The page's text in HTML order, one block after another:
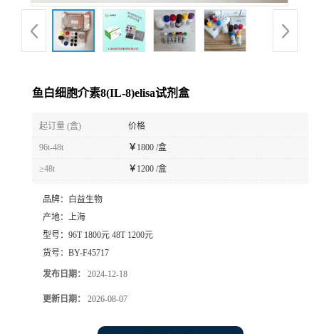
鱼白细胞介素8(IL-8)elisa试剂盒
起订量 (盒) 价格
96t-48t ￥ 1800 /盒
≥48t ￥ 1200 /盒
品牌：
白益生物
产地： 上海
型号： 96T 1800元 48T 1200元
货号： BY-F45717
发布日期： 2024-12-18
更新日期： 2026-08-07